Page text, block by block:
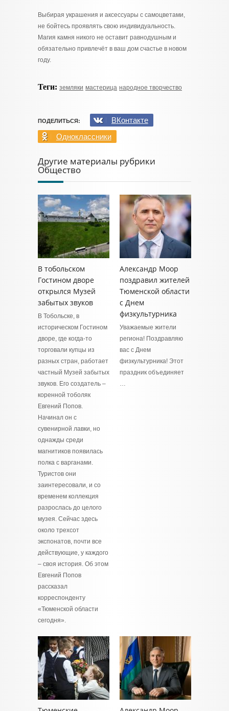
Выбирая украшения и аксессуары с самоцветами,
не бойтесь проявлять свою индивидуальность.
Магия камня никого не оставит равнодушным и
обязательно привлечёт в ваш дом счастье в новом
году.
Теги: земляки мастерица народное творчество
ПОДЕЛИТЬСЯ:
ВКонтакте
Одноклассники
Другие материалы рубрики
Общество
В тобольском
Гостином дворе
открылся Музей
забытых звуков
В Тобольске, в
историческом Гостином
дворе, где когда-то
торговали купцы из
разных стран, работает
частный Музей забытых
звуков. Его создатель –
коренной тоболяк
Евгений Попов.
Начинал он с
сувенирной лавки, но
однажды среди
магнитиков появилась
полка с варганами.
Туристов они
заинтересовали, и со
временем коллекция
разрослась до целого
музея. Сейчас здесь
около трехсот
экспонатов, почти все
действующие, у каждого
– своя история. Об этом
Евгений Попов
рассказал
корреспонденту
«Тюменской области
сегодня».
Александр Моор
поздравил жителей
Тюменской области
с Днем
физкультурника
Уважаемые жители
региона! Поздравляю
вас с Днем
физкультурника! Этот
праздник объединяет
…